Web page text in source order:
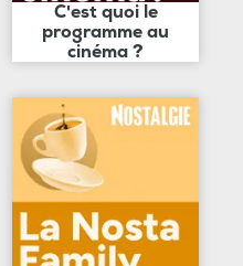
C'est quoi le
programme au
cinéma ?